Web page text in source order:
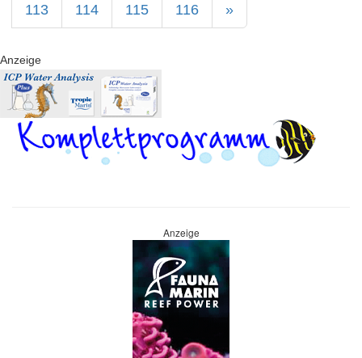
113 114 115 116 »
Anzeige
Anzeige